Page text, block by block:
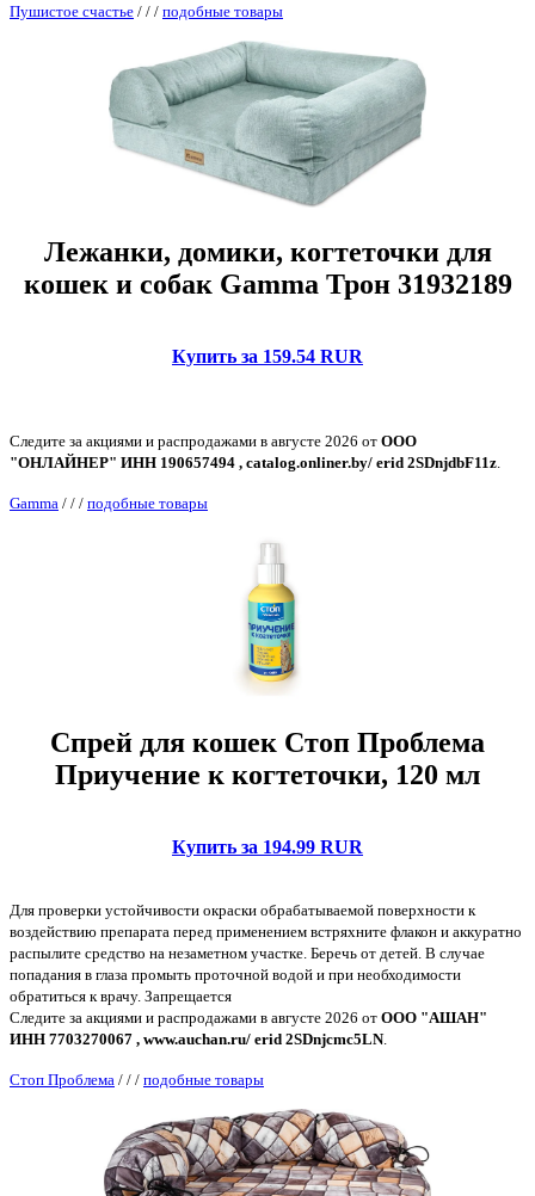
Пушистое счастье / / / подобные товары
Лежанки, домики, когтеточки для
кошек и собак Gamma Трон 31932189
Купить за 159.54 RUR
Следите за акциями и распродажами в августе 2026 от ООО
"ОНЛАЙНЕР" ИНН 190657494 , catalog.onliner.by/ erid 2SDnjdbF11z
Gamma / / / подобные товары
Спрей для кошек Стоп Проблема
Приучение к когтеточки, 120 мл
Купить за 194.99 RUR
Для проверки устойчивости окраски обрабатываемой поверхности к
воздействию препарата перед применением встряхните флакон и аккуратно
распылите средство на незаметном участке. Беречь от детей. В случае
попадания в глаза промыть проточной водой и при необходимости
обратиться к врачу. Запрещается
Следите за акциями и распродажами в августе 2026 от ООО "АШАН"
ИНН 7703270067 , www.auchan.ru/ erid 2SDnjcmc5LN.
Стоп Проблема / / / подобные товары